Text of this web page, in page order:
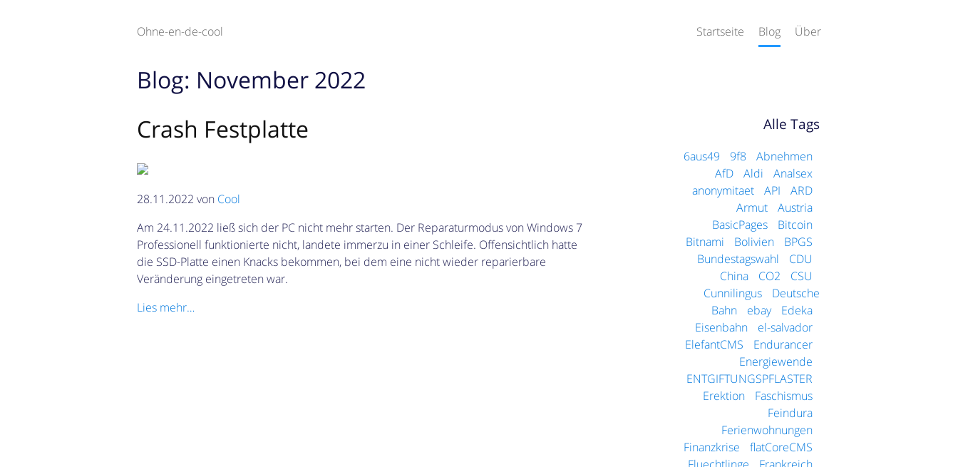
Ohne-en-de-cool Startseite Blog Über
Blog: November 2022
Crash Festplatte
28.11.2022 von Cool
Am 24.11.2022 ließ sich der PC nicht mehr starten. Der Reparaturmodus von Windows 7
Professionell funktionierte nicht, landete immerzu in einer Schleife. Offensichtlich hatte
die SSD-Platte einen Knacks bekommen, bei dem eine nicht wieder reparierbare
Veränderung eingetreten war.
Lies mehr…
Alle Tags
6aus49 9f8
Abnehmen
AfD
Aldi
Analsex
anonymitaet
API
ARD
Armut
Austria
BasicPages
Bitcoin
Bitnami
Bolivien
BPGS
Bundestagswahl
CDU
China
CO2
CSU
Cunnilingus
Deutsche
Bahn
ebay
Edeka
Eisenbahn
el-salvador
ElefantCMS
Endurancer
Energiewende
ENTGIFTUNGSPFLASTER
Erektion
Faschismus
Feindura
Ferienwohnungen
Finanzkrise
flatCoreCMS